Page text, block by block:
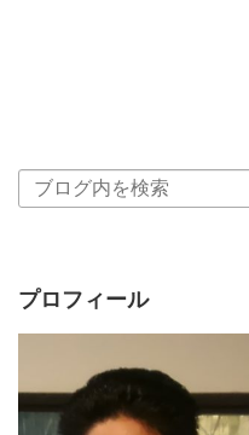
プロフィール